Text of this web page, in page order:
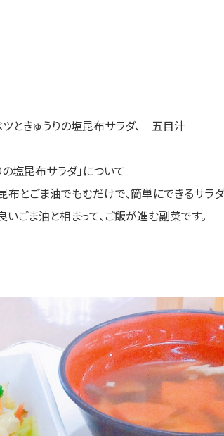
ときゅうりの塩昆布サラダ、 五目汁
塩昆布サラダ」について
布とごま油でもむだけで、簡単にできるサラダ
ごま油と相まって、ご飯が進む副菜です。